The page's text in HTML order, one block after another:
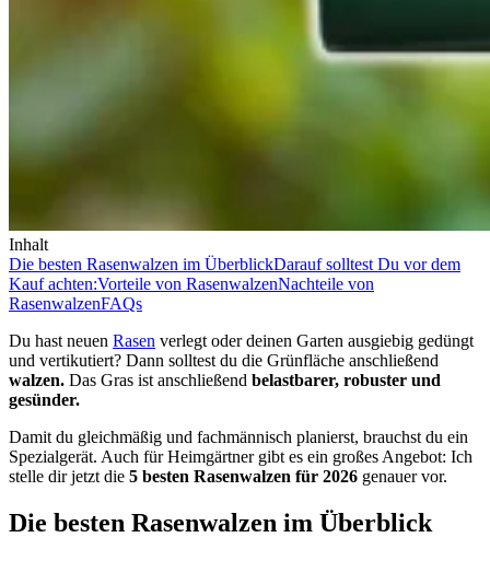
Inhalt
Die besten Rasenwalzen im ÜberblickDarauf solltest Du vor dem
Kauf achten:Vorteile von RasenwalzenNachteile von
RasenwalzenFAQs
Du hast neuen Rasen verlegt oder deinen Garten ausgiebig gedüngt
und vertikutiert? Dann solltest du die Grünfläche anschließend
walzen. Das Gras ist anschließend belastbarer, robuster und
gesünder.
Damit du gleichmäßig und fachmännisch planierst, brauchst du ein
Spezialgerät. Auch für Heimgärtner gibt es ein großes Angebot: Ich
stelle dir jetzt die 5 besten Rasenwalzen für 2026 genauer vor.
Die besten Rasenwalzen im Überblick